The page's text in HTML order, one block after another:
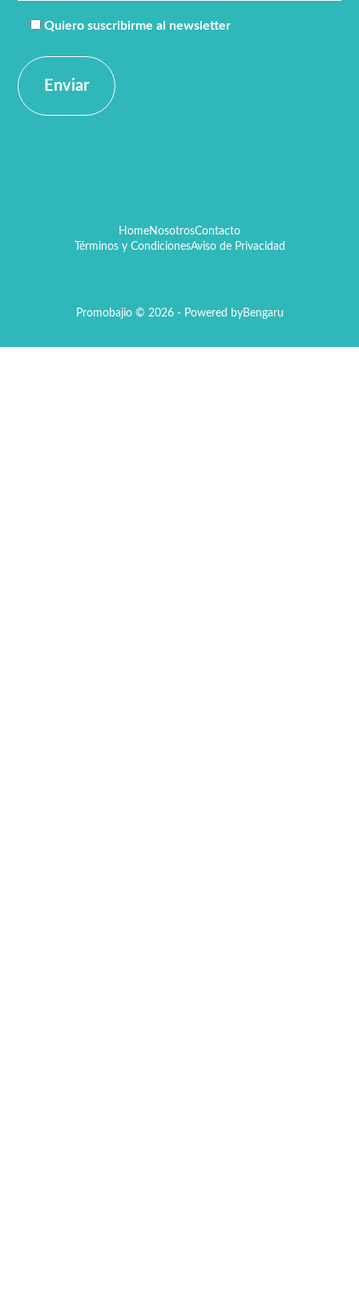
Quiero suscribirme al newsletter
HomeNosotrosContacto
Términos y CondicionesAviso de Privacidad
Promobajio © 2026 - Powered byBengaru